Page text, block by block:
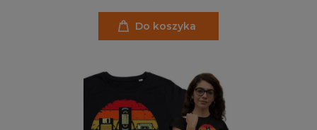
Do koszyka